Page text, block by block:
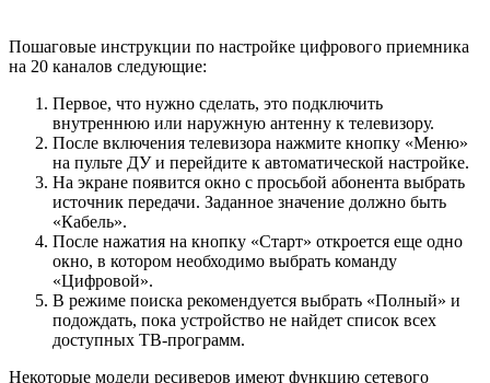
Пошаговые инструкции по настройке цифрового приемника
на 20 каналов следующие:
Первое, что нужно сделать, это подключить
внутреннюю или наружную антенну к телевизору.
После включения телевизора нажмите кнопку «Меню»
на пульте ДУ и перейдите к автоматической настройке.
На экране появится окно с просьбой абонента выбрать
источник передачи. Заданное значение должно быть
«Кабель».
После нажатия на кнопку «Старт» откроется еще одно
окно, в котором необходимо выбрать команду
«Цифровой».
В режиме поиска рекомендуется выбрать «Полный» и
подождать, пока устройство не найдет список всех
доступных ТВ-программ.
Некоторые модели ресиверов имеют функцию сетевого